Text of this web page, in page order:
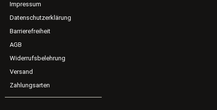
Impressum
Datenschutzerklärung
Barrierefreiheit
AGB
Widerrufsbelehrung
Versand
Zahlungsarten